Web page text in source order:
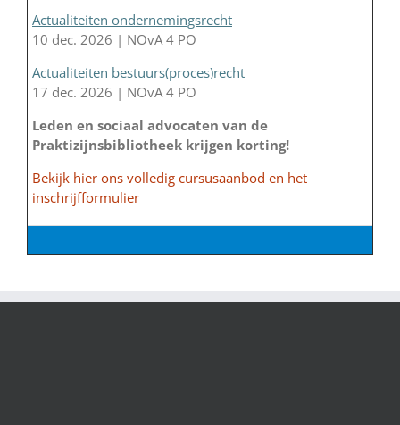
Actualiteiten ondernemingsrecht
10 dec. 2026 | NOvA 4 PO
Actualiteiten bestuurs(proces)recht
17 dec. 2026 | NOvA 4 PO
Leden en sociaal advocaten van de
Praktizijnsbibliotheek krijgen korting!
Bekijk hier ons volledig cursusaanbod en het
inschrijfformulier